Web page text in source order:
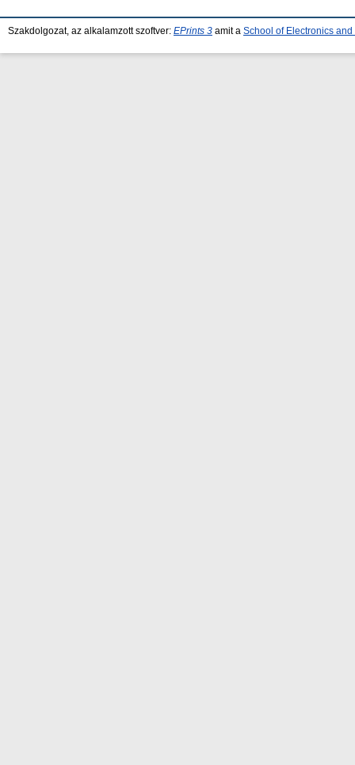
Szakdolgozat, az alkalamzott szoftver: EPrints 3 amit a School of Electronics